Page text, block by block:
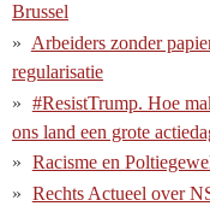
Brussel
Arbeiders zonder
regularisatie
#ResistTrump. Hoe
ons land een grote
Racisme en
Rechts Actueel over